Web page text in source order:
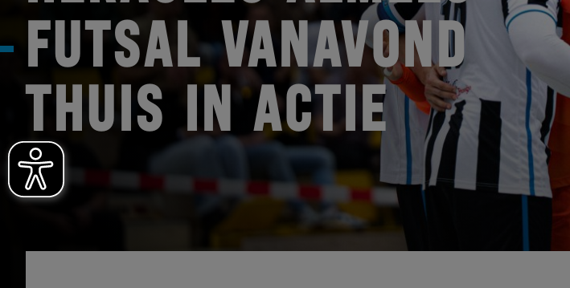
FUTSAL VANAVOND
THUIS IN ACTIE